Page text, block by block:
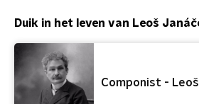
Duik in het leven van Leoš
Componist -